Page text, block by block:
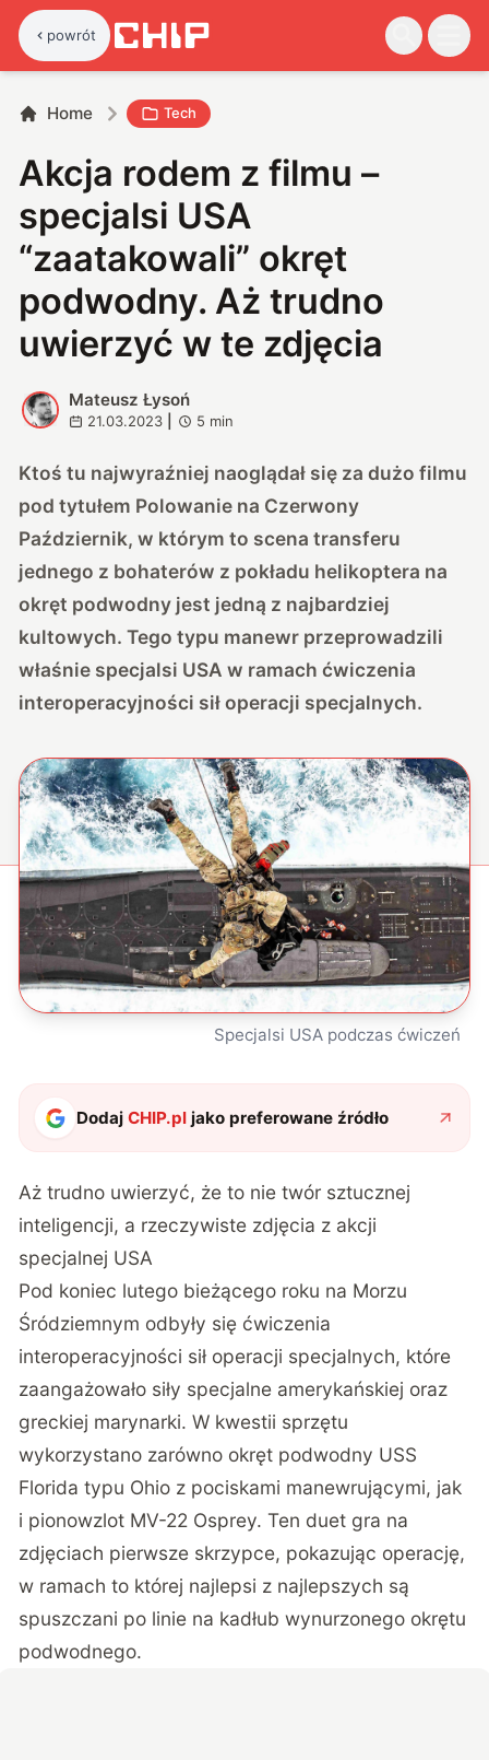
powrót
Home Tech
Akcja rodem z filmu –
specjalsi USA
“zaatakowali” okręt
podwodny. Aż trudno
uwierzyć w te zdjęcia
M
Mateusz Łysoń
21.03.2023 5 min
Ktoś tu najwyraźniej naoglądał się za dużo filmu
pod tytułem Polowanie na Czerwony
Październik, w którym to scena transferu
jednego z bohaterów z pokładu helikoptera na
okręt podwodny jest jedną z najbardziej
kultowych. Tego typu manewr przeprowadzili
właśnie specjalsi USA w ramach ćwiczenia
interoperacyjności sił operacji specjalnych.
Specjalsi USA podczas ćwiczeń
DodajCHIP.pl jako preferowane źródło
Aż trudno uwierzyć, że to nie twór sztucznej
inteligencji, a rzeczywiste zdjęcia z akcji
specjalnej USA
Pod koniec lutego bieżącego roku na Morzu
Śródziemnym odbyły się ćwiczenia
interoperacyjności sił operacji specjalnych, które
zaangażowało siły specjalne amerykańskiej oraz
greckiej marynarki. W kwestii sprzętu
wykorzystano zarówno okręt podwodny USS
Florida typu Ohio z pociskami manewrującymi, jak
i pionowzlot MV-22 Osprey. Ten duet gra na
zdjęciach pierwsze skrzypce, pokazując operację,
w ramach to której najlepsi z najlepszych są
spuszczani po linie na kadłub wynurzonego okrętu
podwodnego.